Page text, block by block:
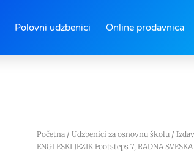
Polovni udzbenici Online prodavnica
Početna/ Udzbenici za osnovnu školu/
ENGLESKI JEZIK Footsteps 7, RADNA